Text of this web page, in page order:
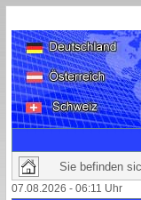
Sie befinden
07.08.2026 - 06:11 Uhr